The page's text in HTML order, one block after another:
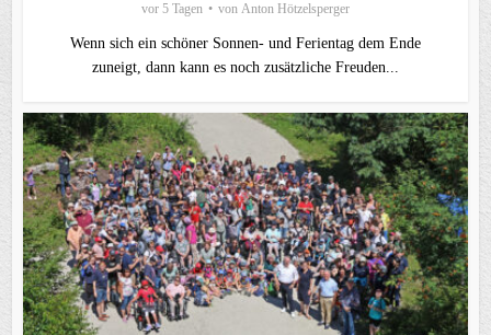
vor 5 Tagen von Anton Hötzelsperger
Wenn sich ein schöner Sonnen- und Ferientag dem Ende
zuneigt, dann kann es noch zusätzliche Freuden...